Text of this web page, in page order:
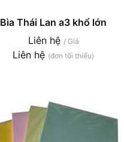
Bìa Thái Lan a3 khổ lớn
Liên hệ / Giá
Liên hệ (đơn tối thiểu)